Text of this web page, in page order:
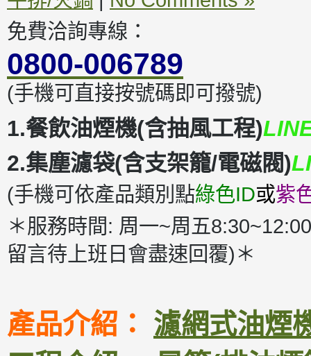
免費洽詢專線：
0800-006789
(手機可直接按號碼即可撥號)
1.餐飲油煙機(含抽風工程)
2.集塵濾袋(含支架籠/電磁閥)
(手機可依產品類別點綠色ID或紫
＊服務時間: 周一~周五
留言待上班日會盡速回覆)＊
產品介紹： 濾網式油煙